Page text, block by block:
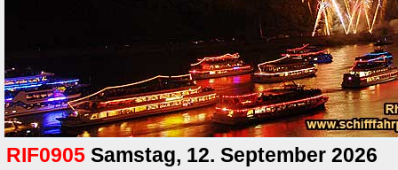
RIF0905 Samstag, 12. September 2026